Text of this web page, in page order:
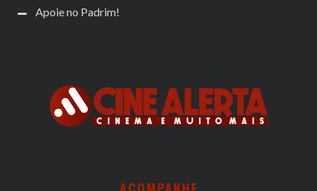
Apoie no Padrim!